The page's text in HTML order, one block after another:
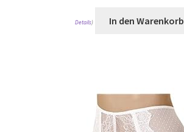
Details) In den Warenkorb